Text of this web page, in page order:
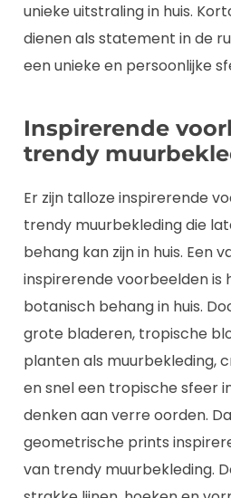
unieke uitstraling in huis.
dienen als statement in de
een unieke en persoonlijke
Inspirerende
trendy
Er zijn talloze inspirerende
trendy muurbekleding die
behang kan zijn in huis. Een
inspirerende voorbeelden is
botanisch behang in huis.
grote bladeren, tropische
planten als muurbekleding,
en snel een tropische sfeer
denken aan verre oorden.
geometrische prints
van trendy muurbekleding.